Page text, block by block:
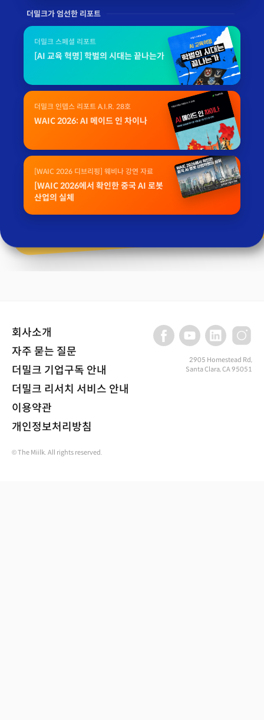
더밀크가 엄선한 리포트
더밀크 스페셜 리포트
[AI 교육 혁명] 학벌의 시대는 끝나는가
더밀크 인뎁스 리포트 A.I.R. 28호
WAIC 2026: AI 메이드 인 차이나
[WAIC 2026 디브리핑] 웨비나 강연 자료
[WAIC 2026에서 확인한 중국 AI 로봇
산업의 실체
회사소개
자주 묻는 질문
더밀크 기업구독 안내
더밀크 리서치 서비스 안내
이용약관
개인정보처리방침
2905 Homestead Rd,
Santa Clara, CA 95051
© The Miilk. All rights reserved.